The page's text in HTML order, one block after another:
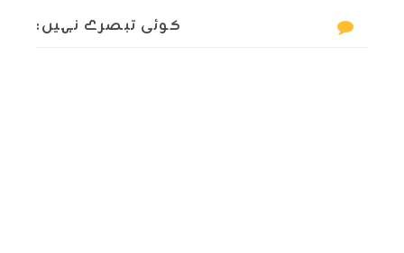
کوئی تبصرے نہیں: